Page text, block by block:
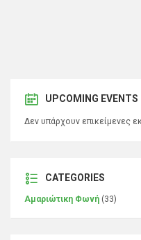
UPCOMING EVENTS
Δεν υπάρχουν επικείμενες
CATEGORIES
Αμαριώτικη Φωνή (33)